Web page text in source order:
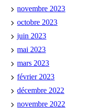
novembre 2023
octobre 2023
juin 2023
mai 2023
mars 2023
février 2023
décembre 2022
novembre 2022